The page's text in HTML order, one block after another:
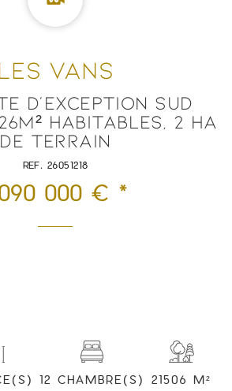
VANS
D’EXCEPTION SUD
HABITABLES, 2 HA
DE TERRAIN
REF. 26051218
000 € *
12 CHAMBRE(S) 21506 M²